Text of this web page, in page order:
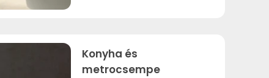
Konyha és
metrocsempe